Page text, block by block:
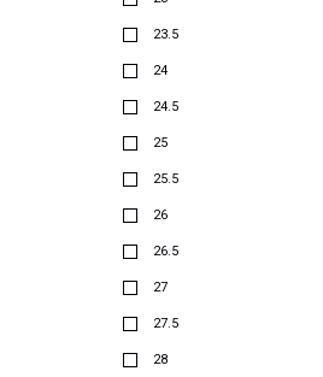
23.5
24
24.5
25
25.5
26
26.5
27
27.5
28